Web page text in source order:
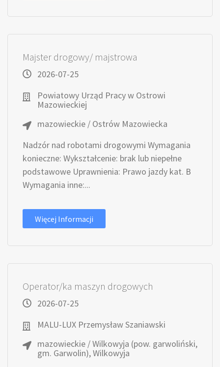
Majster drogowy/ majstrowa
2026-07-25
Powiatowy Urząd Pracy w Ostrowi
Mazowieckiej
mazowieckie / Ostrów Mazowiecka
Nadzór nad robotami drogowymi Wymagania
konieczne: Wykształcenie: brak lub niepełne
podstawowe Uprawnienia: Prawo jazdy kat. B
Wymagania inne:...
Więcej Informacji
Operator/ka maszyn drogowych
2026-07-25
MALU-LUX Przemysław Szaniawski
mazowieckie / Wilkowyja (pow. garwoliński,
gm. Garwolin), Wilkowyja